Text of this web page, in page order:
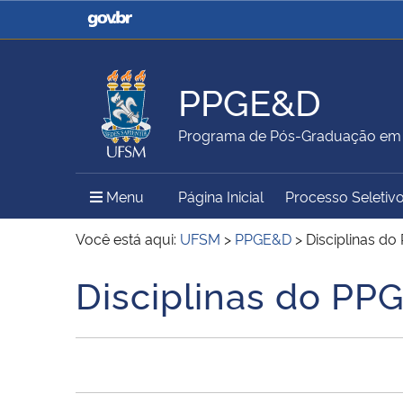
Casa Civil
Ministério da Justiça e
Ministério da Agricultura,
Pecuária e Abastecimento
Ministério da Educação
Ministério do Meio Ambiente Ministério do Turismo
Secretaria de Governo
Gabinete de Segurança
PPGE&D
Programa de Pós-Graduação
Menu Menu Principal do Sítio
Página Inicial Processo Seletivo
Você está aqui: UFSM > PPGE&D > Disciplinas do
Início do conteúdo
Disciplinas do